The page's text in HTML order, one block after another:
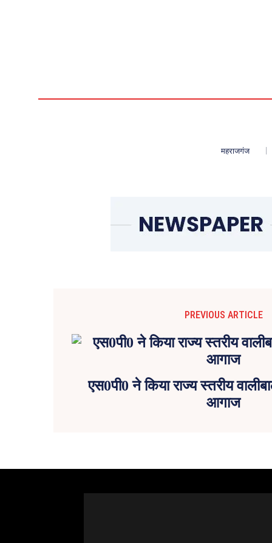
महराजगंज
PREVIOUS ARTICLE
एस0पी0 ने किया राज्य स्तरीय
आगाज